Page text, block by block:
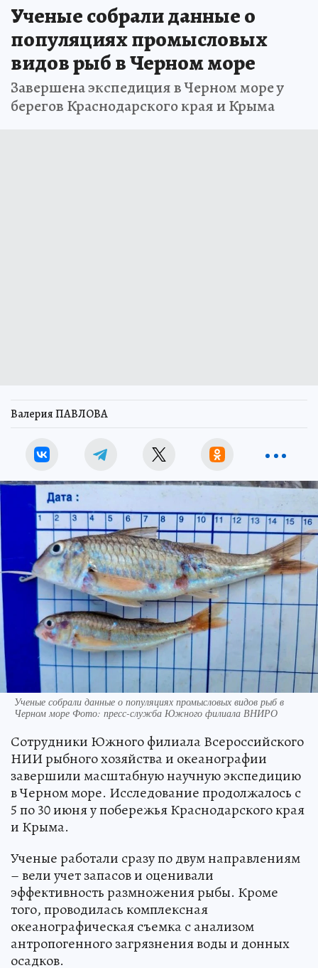
Ученые собрали данные о
популяциях промысловых
видов рыб в Черном море
Завершена экспедиция в Черном море у
берегов Краснодарского края и Крыма
Валерия ПАВЛОВА
Ученые собрали данные о популяциях промысловых видов рыб в
Черном море Фото: пресс-служба Южного филиала ВНИРО
Сотрудники Южного филиала Всероссийского
НИИ рыбного хозяйства и океанографии
завершили масштабную научную экспедицию
в Черном море. Исследование продолжалось с
5 по 30 июня у побережья Краснодарского края
и Крыма.
Ученые работали сразу по двум направлениям
– вели учет запасов и оценивали
эффективность размножения рыбы. Кроме
того, проводилась комплексная
океанографическая съемка с анализом
антропогенного загрязнения воды и донных
осадков.